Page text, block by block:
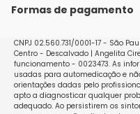
Políticas de Trocas e
Formas de pagamento
CNPJ 02.560.731/0001-17 - São
Centro - Descalvado | Angelita
funcionamento - 0023473. As
usadas para automedicação e
orientações dadas pelo
apto a diagnosticar qualquer
adequado. Ao persistirem os